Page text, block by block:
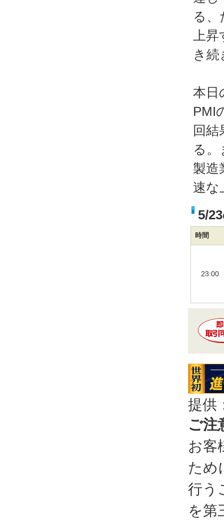
る
上
き
本日
PMI
回
る。
製造
速な
5/
時間
23:00
提供
ご注
お客
ため
行う
を第